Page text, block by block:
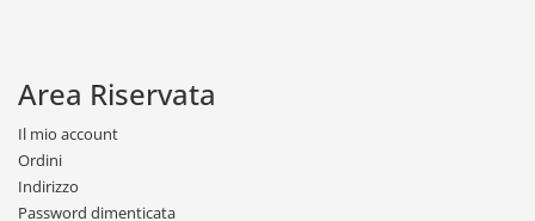
Area Riservata
Il mio account
Ordini
Indirizzo
Password dimenticata